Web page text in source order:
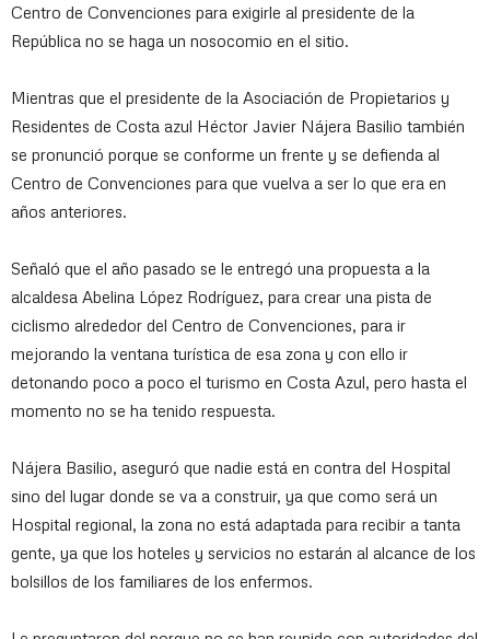
Centro de Convenciones para exigirle al presidente de la
República no se haga un nosocomio en el sitio.
Mientras que el presidente de la Asociación de Propietarios y
Residentes de Costa azul Héctor Javier Nájera Basilio también
se pronunció porque se conforme un frente y se defienda al
Centro de Convenciones para que vuelva a ser lo que era en
años anteriores.
Señaló que el año pasado se le entregó una propuesta a la
alcaldesa Abelina López Rodríguez, para crear una pista de
ciclismo alrededor del Centro de Convenciones, para ir
mejorando la ventana turística de esa zona y con ello ir
detonando poco a poco el turismo en Costa Azul, pero hasta el
momento no se ha tenido respuesta.
Nájera Basilio, aseguró que nadie está en contra del Hospital
sino del lugar donde se va a construir, ya que como será un
Hospital regional, la zona no está adaptada para recibir a tanta
gente, ya que los hoteles y servicios no estarán al alcance de los
bolsillos de los familiares de los enfermos.